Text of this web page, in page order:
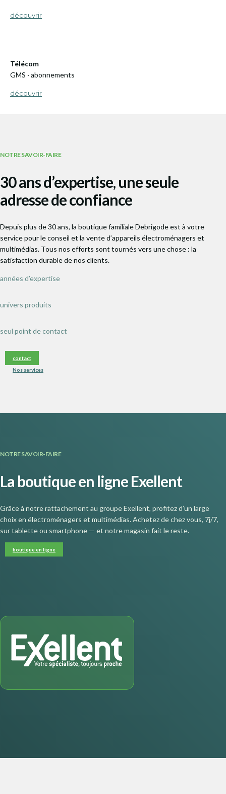
découvrir
Télécom
GMS · abonnements
découvrir
NOTRE SAVOIR-FAIRE
30 ans d’expertise, une seule
adresse de confiance
Depuis plus de 30 ans, la boutique familiale Debrigode est à votre
service pour le conseil et la vente d’appareils électroménagers et
multimédias. Tous nos efforts sont tournés vers une chose : la
satisfaction durable de nos clients.
années d’expertise
univers produits
seul point de contact
contact
Nos services
NOTRE SAVOIR-FAIRE
La boutique en ligne Exellent
Grâce à notre rattachement au groupe Exellent, profitez d’un large
choix en électroménagers et multimédias. Achetez de chez vous, 7j/7,
sur tablette ou smartphone — et notre magasin fait le reste.
boutique en ligne